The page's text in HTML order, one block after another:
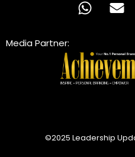
Media Partner:
©2025 Leadership